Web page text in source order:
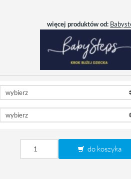
więcej produktów od:
do koszyka